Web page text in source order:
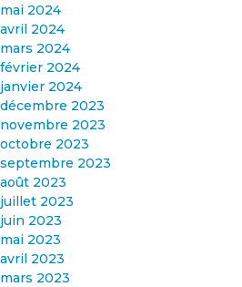
mai 2024
avril 2024
mars 2024
février 2024
janvier 2024
décembre 2023
novembre 2023
octobre 2023
septembre 2023
août 2023
juillet 2023
juin 2023
mai 2023
avril 2023
mars 2023